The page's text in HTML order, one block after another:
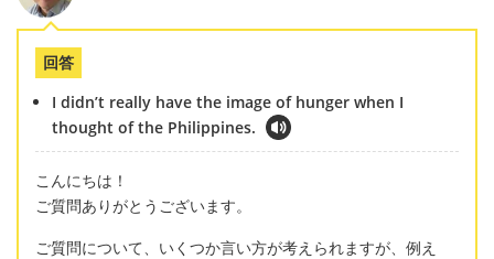
回答
I didn’t really have the image of hunger when I
thought of the Philippines.
こんにちは！
ご質問ありがとうございます。
ご質問について、いくつか言い方が考えられますが、例え